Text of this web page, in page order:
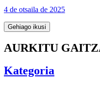
4 de otsaila de 2025
Gehiago ikusi
AURKITU
Kategoria